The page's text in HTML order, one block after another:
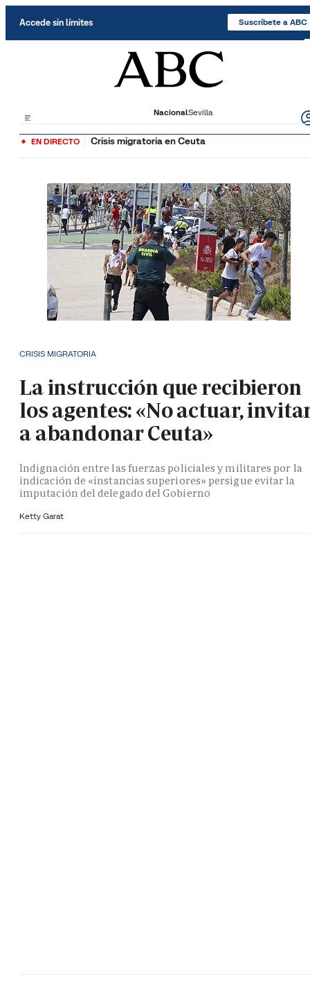
Accede sin límites Suscríbete a ABC
NacionalSevilla
EN DIRECTO Crisis migratoria en Ceuta
CRISIS MIGRATORIA
La instrucción que recibieron
los agentes: «No actuar,
a abandonar Ceuta»
Indignación entre las fuerzas policiales y militares por la
indicación de «instancias superiores» persigue evitar la
imputación del delegado del Gobierno
Ketty Garat